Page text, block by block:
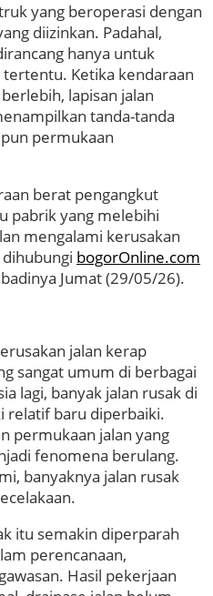
yang beroperasi dengan
diizinkan. Padahal,
hanya untuk
Ketika kendaraan
lapisan jalan
tanda-tanda
permukaan
berat pengangkut
pabrik yang melebihi
mengalami kerusakan
dihubungi bogorOnline.com
Jumat (29/05/26).
jalan kerap
sangat umum di berbagai
lagi, banyak jalan rusak di
relatif baru diperbaiki.
permukaan jalan yang
fenomena berulang.
banyaknya jalan rusak
itu semakin diperparah
perencanaan,
Hasil pekerjaan